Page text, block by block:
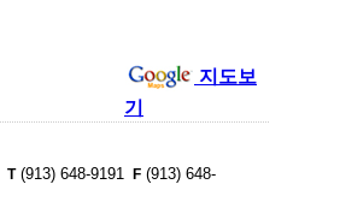
지도보
기
T(913) 648-9191 F (913) 648-